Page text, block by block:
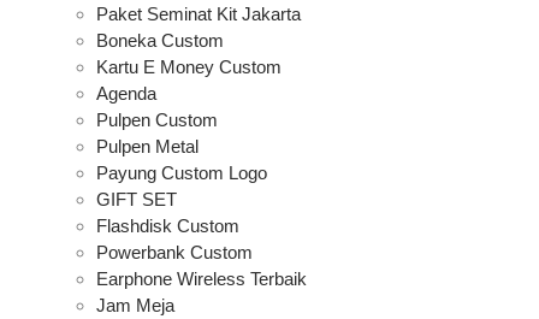
Paket Seminat Kit Jakarta
Boneka Custom
Kartu E Money Custom
Agenda
Pulpen Custom
Pulpen Metal
Payung Custom Logo
GIFT SET
Flashdisk Custom
Powerbank Custom
Earphone Wireless Terbaik
Jam Meja